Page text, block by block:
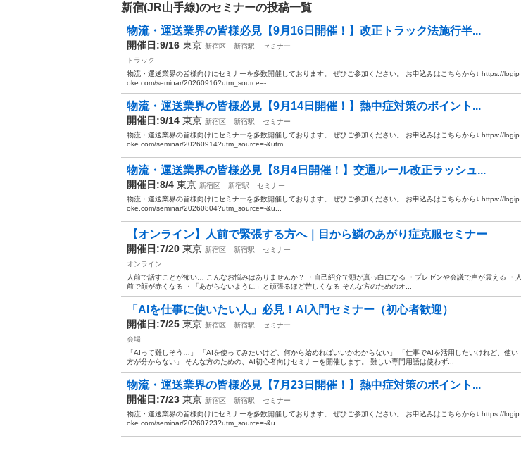
新宿(JR山手線)のセミナーの投稿一覧
物流・運送業界の皆様必見【9月16日開催！】改正トラック法施行半...
開催日:9/16 東京 新宿区 新宿駅
セミナー
トラック
物流・運送業界の皆様向けにセミナーを多数開催しております。 ぜひご参加ください。 お申込みはこちらから↓ https://logip
oke.com/seminar/20260916?utm_source=-...
物流・運送業界の皆様必見【9月14日開催！】熱中症対策のポイント...
開催日:9/14 東京 新宿区 新宿駅
セミナー
物流・運送業界の皆様向けにセミナーを多数開催しております。 ぜひご参加ください。 お申込みはこちらから↓ https://logip
oke.com/seminar/20260914?utm_source=-&utm...
物流・運送業界の皆様必見【8月4日開催！】交通ルール改正ラッシュ...
開催日:8/4 東京 新宿区 新宿駅
セミナー
物流・運送業界の皆様向けにセミナーを多数開催しております。 ぜひご参加ください。 お申込みはこちらから↓ https://logip
oke.com/seminar/20260804?utm_source=-&u...
【オンライン】人前で緊張する方へ｜目から鱗のあがり症克服セミナー
開催日:7/20 東京 新宿区 新宿駅
セミナー
オンライン
人前で話すことが怖い… こんなお悩みはありませんか？ ・自己紹介で頭が真っ白になる ・プレゼンや会議で声が震える ・人
前で顔が赤くなる ・「あがらないように」と頑張るほど苦しくなる そんな方のためのオ...
「AIを仕事に使いたい人」必見！AI入門セミナー（初心者歓迎）
開催日:7/25 東京 新宿区 新宿駅
セミナー
会場
「AIって難しそう…」 「AIを使ってみたいけど、何から始めればいいかわからない」 「仕事でAIを活用したいけれど、使い
方が分からない」 そんな方のための、AI初心者向けセミナーを開催します。 難しい専門用語は使わず...
物流・運送業界の皆様必見【7月23日開催！】熱中症対策のポイント...
開催日:7/23 東京 新宿区 新宿駅
セミナー
物流・運送業界の皆様向けにセミナーを多数開催しております。 ぜひご参加ください。 お申込みはこちらから↓ https://logip
oke.com/seminar/20260723?utm_source=-&u...